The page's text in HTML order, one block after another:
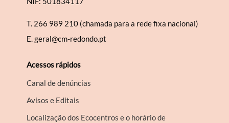
T. 266 989 210 (chamada para a rede fixa nacional)
E.geral@cm-redondo.pt
Acessos rápidos
Canal de denúncias
Avisos e Editais
Localização dos Ecocentros e o horário de